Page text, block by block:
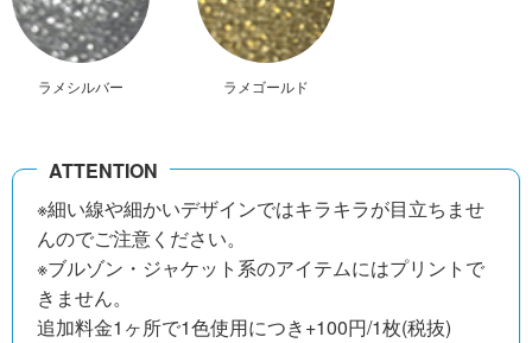
ラメシルバー ラメゴールド
※細い線や細かいデザインではキラキラが目立ちませ
んのでご注意ください。
※ブルゾン・ジャケット系のアイテムにはプリントで
きません。
追加料金1ヶ所で1色使用につき+100円/1枚(税抜)